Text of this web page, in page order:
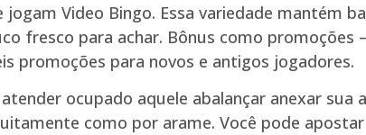
Video Bingo. Essa variedade mantém
fresco para achar. Bônus como promoções
promoções para novos e antigos jogadores.
ocupado aquele abalançar anexar sua
como por arame. Você pode